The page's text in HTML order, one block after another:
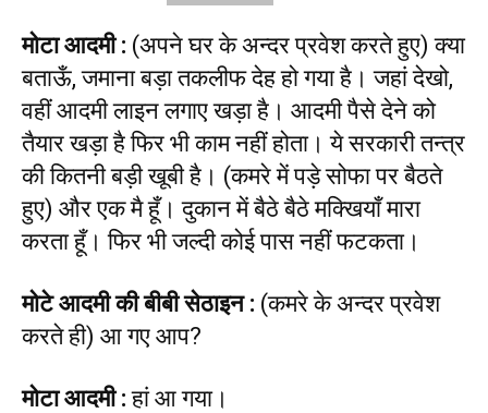
मोटा आदमी : (अपने घर के अन्दर प्रवेश करते हुए) क्या
बताऊँ, जमाना बड़ा तकलीफ देह हो गया है। जहां देखो,
वहीं आदमी लाइन लगाए खड़ा है। आदमी पैसे देने को
तैयार खड़ा है फिर भी काम नहीं होता। ये सरकारी तन्त्र
की कितनी बड़ी खूबी है। (कमरे में पड़े सोफा पर बैठते
हुए) और एक मै हूँ। दुकान में बैठे बैठे मक्खियाँ मारा
करता हूँ। फिर भी जल्दी कोई पास नहीं फटकता।
मोटे आदमी की बीबी सेठाइन : (कमरे के अन्दर प्रवेश
करते ही) आ गए आप?
मोटा आदमी :हां आ गया।